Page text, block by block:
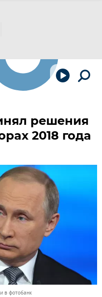
решения
2018 года
в фотобанк